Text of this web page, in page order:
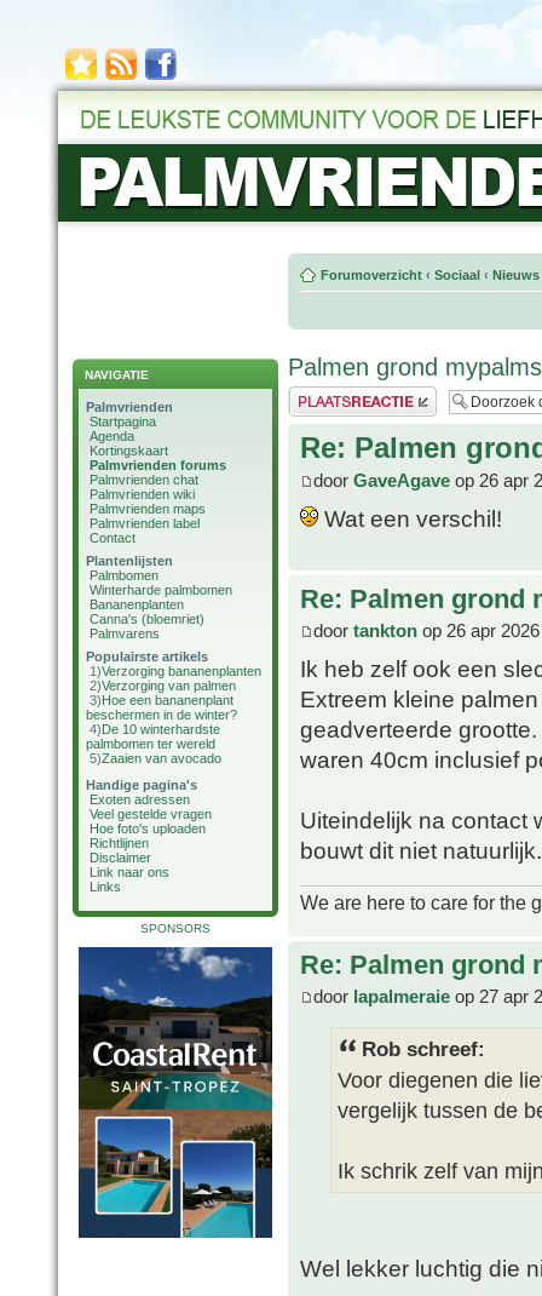
NAVIGATIE
Palmvrienden
Startpagina
Agenda
Kortingskaart
Palmvrienden forums
Palmvrienden chat
Palmvrienden wiki
Palmvrienden maps
Palmvrienden label
Contact
Plantenlijsten
Palmbomen
Winterharde palmbomen
Bananenplanten
Canna's (bloemriet)
Palmvarens
Populairste artikels
1)Verzorging bananenplanten
2)Verzorging van palmen
3)Hoe een bananenplant
beschermen in de winter?
4)De 10 winterhardste
palmbomen ter wereld
5)Zaaien van avocado
Handige pagina's
Exoten adressen
Veel gestelde vragen
Hoe foto's uploaden
Richtlijnen
Disclaimer
Link naar ons
Links
SPONSORS
Forumoverzicht ‹ Sociaal ‹
Palmen grond
Plaats een reactie
Re: Palmen
door GaveAgave op 26 apr
Wat een verschil!
Re: Palmen grond
door tankton op 26 apr
Ik heb zelf ook een
Extreem kleine
geadverteerde
waren 40cm inclusief
Uiteindelijk na contact
bouwt dit niet natuurlijk.
We are here to care for the
Re: Palmen grond
door lapalmeraie op 27 apr
Rob schreef:
Voor diegenen die
vergelijk tussen de
Ik schrik zelf van
Wel lekker luchtig die